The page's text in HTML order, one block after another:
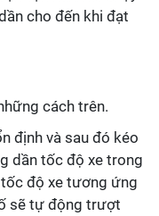
cho đến khi đạt
cách trên.
định và sau đó kéo
dần tốc độ xe trong
độ xe tương ứng
sẽ tự động trượt